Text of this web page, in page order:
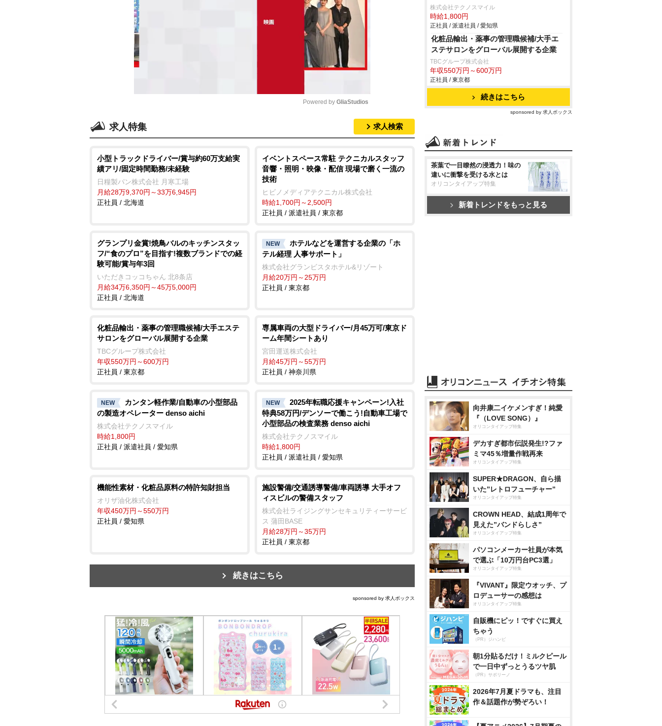
t
e
Powered by GliaStudios
求人特集 求人検索
小型トラックドライバー/賞与約60万支給実
績アリ/固定時間勤務/未経験
日糧製パン株式会社 月寒工場
月給28万9,370円～33万6,945円
正社員 / 北海道
イベントスペース常駐 テクニカルスタッフ
音響・照明・映像・配信 現場で磨く一流の
技術
ヒビノメディアテクニカル株式会社
時給1,700円～2,500円
正社員 / 派遣社員 / 東京都
グランプリ金賞!焼鳥バルのキッチンスタッ
フ/“食のプロ”を目指す!複数ブランドでの経
験可能/賞与年3回
いただきコッコちゃん 北8条店
月給34万6,350円～45万5,000円
正社員 / 北海道
NEW
ホテルなどを運営する企業の「ホ
テル経理 人事サポート」
株式会社グランビスタホテル&リゾート
月給20万円～25万円
正社員 / 東京都
化粧品輸出・薬事の管理職候補/大手エステ
サロンをグローバル展開する企業
TBCグループ株式会社
年収550万円～600万円
正社員 / 東京都
専属車両の大型ドライバー/月45万可/東京ド
ーム年間シートあり
宮田運送株式会社
月給45万円～55万円
正社員 / 神奈川県
NEW
カンタン軽作業/自動車の小型部品
の製造オペレーター denso aichi
株式会社テクノスマイル
時給1,800円
正社員 / 派遣社員 / 愛知県
NEW
2025年転職応援キャンペーン!入社
特典58万円/デンソーで働こう!自動車工場で
小型部品の検査業務 denso aichi
株式会社テクノスマイル
時給1,800円
正社員 / 派遣社員 / 愛知県
機能性素材・化粧品原料の特許知財担当
オリザ油化株式会社
年収450万円～550万円
正社員 / 愛知県
施設警備/交通誘導警備/車両誘導 大手オフ
ィスビルの警備スタッフ
株式会社ライジングサンセキュリティーサービ
ス 蒲田BASE
月給28万円～35万円
正社員 / 東京都
続きはこちら
sponsored by 求人ボックス
株式会社テクノスマイル
時給1,800円
正社員 / 派遣社員 / 愛知県
化粧品輸出・薬事の管理職候補/大手エ
ステサロンをグローバル展開する企業
TBCグループ株式会社
年収550万円～600万円
正社員 / 東京都
続きはこちら
sponsored by 求人ボックス
茶葉で一目瞭然の浸透力！味の
違いに衝撃を受ける水とは
オリコンタイアップ特集
新着トレンドをもっと見る
向井康二イケメンすぎ！純愛
『（LOVE SONG）』
オリコンタイアップ特集
デカすぎ都市伝説発生!?ファ
ミマ45％増量作戦再来
オリコンタイアップ特集
SUPER★DRAGON、自ら描
いた”レトロフューチャー”
オリコンタイアップ特集
CROWN HEAD、結成1周年で
見えた”バンドらしさ”
オリコンタイアップ特集
パソコンメーカー社員が本気
で選ぶ「10万円台PC3選」
オリコンタイアップ特集
『VIVANT』限定ウオッチ、プ
ロデューサーの感想は
オリコンタイアップ特集
自販機にピッ！ですぐに買え
ちゃう
（PR）ジハンピ
朝1分貼るだけ！ミルクピール
で一日中ずっとうるツヤ肌
（PR）サボリーノ
2026年7月夏ドラマも、注目
作＆話題作が勢ぞろい！